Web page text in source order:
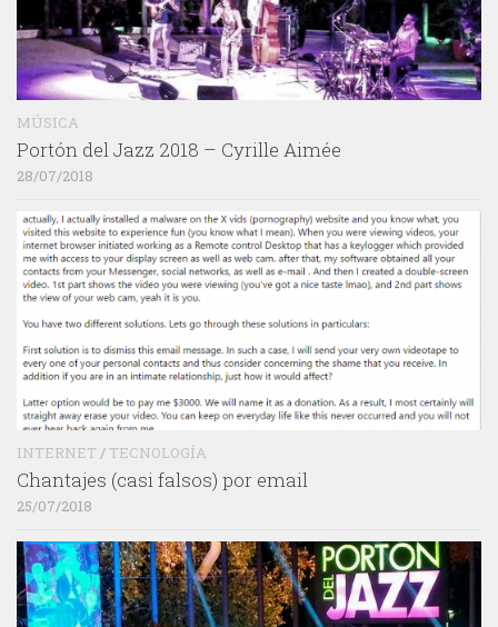
MÚSICA
Portón del Jazz 2018 – Cyrille Aimée
28/07/2018
INTERNET / TECNOLOGÍA
Chantajes (casi falsos) por email
25/07/2018